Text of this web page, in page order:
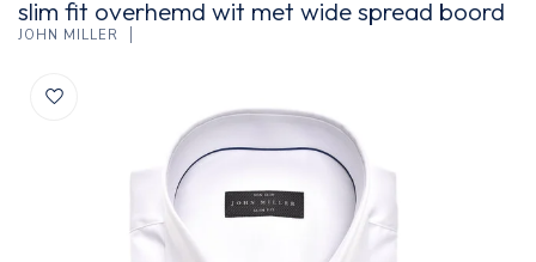
slim fit overhemd wit met wide spread boord
JOHN MILLER